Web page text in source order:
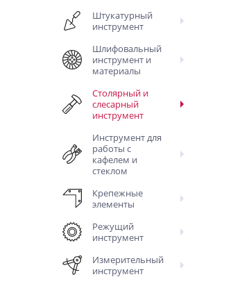
Штукатурный
инструмент
Шлифовальный
инструмент и
материалы
Столярный и
слесарный
инструмент
Инструмент для
работы с
кафелем и
стеклом
Крепежные
элементы
Режущий
инструмент
Измерительный
инструмент